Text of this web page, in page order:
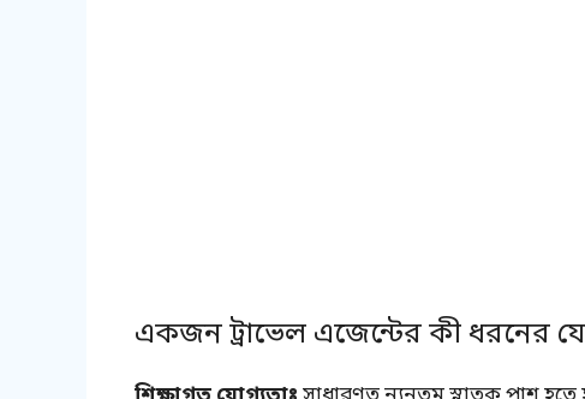
একজন ট্রাভেল এজেন্টের কী ধরনের